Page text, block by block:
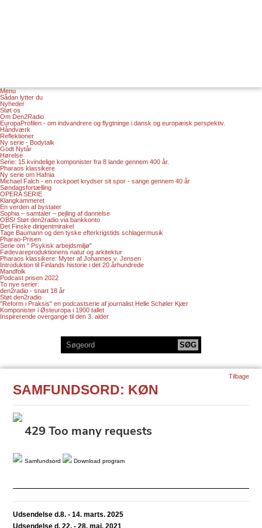
Menu
Sådan lytter du
Nyheder
Støt os
Om Den2Radio
EuropaProfilen - om indvandrere og flygtninge i dansk og europæisk perspektiv.
Håndværk
Reflektioner
Ny serie - Bodytalk
Godt Nytår
Hørelse
Serie: 15 kvindelige komponister fra 8 lande gennem 400 år.
Pharaos klassikere
Ny serie om Hafnia
Michael Falch - en rockpoet krydser sit spor - sange gennem 40 år
Søndagsfortælling
OPERA SERIE
Klangkammeret
En verden af bystater
Sophia – samtaler – pejling af dannelse
OBS! Støt den2radio via bankkonto
Det Finske dirigentmirakel
Tage Baumann og den tyske efterkrigstids schlagermusik
Pharao-Prisen
Serie om " Psykisk arbejdsmiljø"
Fødevareproduktionens natur og arkitektur
Pharaos klassikere: Myter af Johannes v. Jensen
Introduktion til Finlands historie i det 20.århundrede
Mandfolk
Podcast prisen 2022
To nye serier:
den2radio - snart 18 år
Støt den2radio
"Reform i Praksis" en podcastserie af journalist Helle Schøler Kjær
Komponister i Østeuropa i 1900 tallet
Inspirerende overgange til den 3. alder
SAMFUNDSORD: KØN
Samfundsord Download program
Udsendelse d.8. - 14. marts. 2025
Udsendelse d. 22. - 28. maj. 2021
Tilbage